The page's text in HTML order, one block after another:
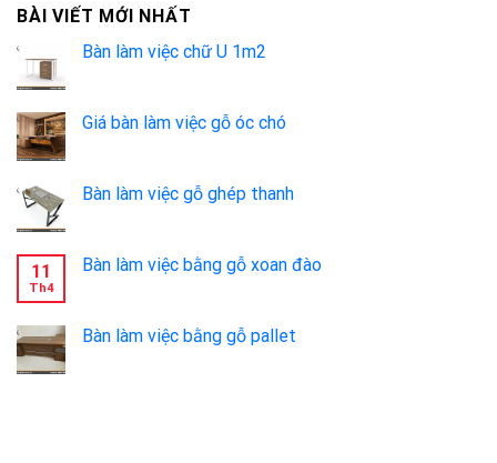
1,820,000 ₫.là:
820,000 ₫.
BÀI VIẾT MỚI NHẤT
Bàn làm việc chữ U 1m2
Giá bàn làm việc gỗ óc chó
Bàn làm việc gỗ ghép thanh
11
Th4
Bàn làm việc bằng gỗ xoan đào
Bàn làm việc bằng gỗ pallet